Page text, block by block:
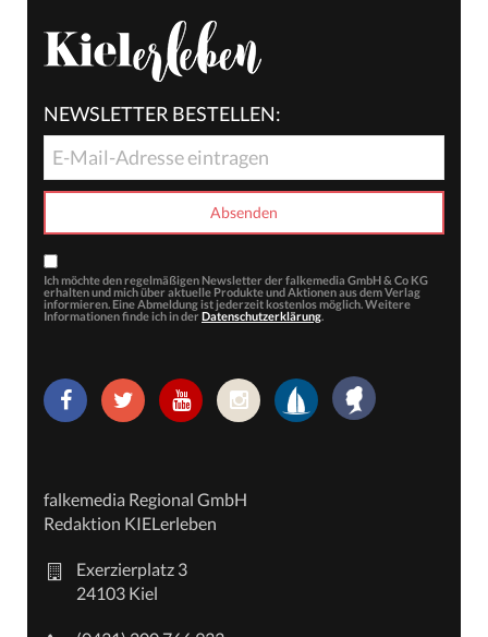
NEWSLETTER BESTELLEN:
Ich möchte den regelmäßigen Newsletter der falkemedia GmbH & Co KG
erhalten und mich über aktuelle Produkte und Aktionen aus dem Verlag
informieren. Eine Abmeldung ist jederzeit kostenlos möglich. Weitere
Informationen finde ich in der Datenschutzerklärung.
falkemedia Regional GmbH
Redaktion KIELerleben
Exerzierplatz 3
24103 Kiel